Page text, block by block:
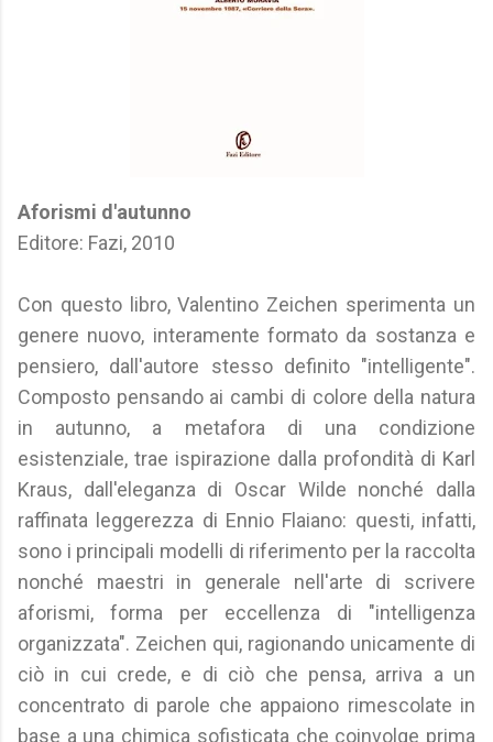
Aforismi d'autunno
Editore: Fazi, 2010
Con questo libro, Valentino Zeichen sperimenta un
genere nuovo, interamente formato da sostanza e
pensiero, dall'autore stesso definito "intelligente".
Composto pensando ai cambi di colore della natura
in autunno, a metafora di una condizione
esistenziale, trae ispirazione dalla profondità di Karl
Kraus, dall'eleganza di Oscar Wilde nonché dalla
raffinata leggerezza di Ennio Flaiano: questi, infatti,
sono i principali modelli di riferimento per la raccolta
nonché maestri in generale nell'arte di scrivere
aforismi, forma per eccellenza di "intelligenza
organizzata". Zeichen qui, ragionando unicamente di
ciò in cui crede, e di ciò che pensa, arriva a un
concentrato di parole che appaiono rimescolate in
base a una chimica sofisticata che coinvolge prima